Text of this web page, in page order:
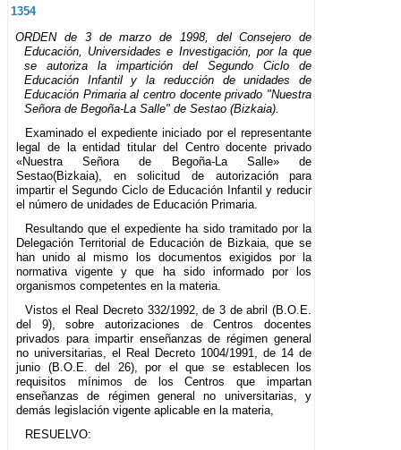
1354
ORDEN de 3 de marzo de 1998, del Consejero de
Educación, Universidades e Investigación, por la que
se autoriza la impartición del Segundo Ciclo de
Educación Infantil y la reducción de unidades de
Educación Primaria al centro docente privado "Nuestra
Señora de Begoña-La Salle" de Sestao (Bizkaia).
Examinado el expediente iniciado por el representante
legal de la entidad titular del Centro docente privado
«Nuestra Señora de Begoña-La Salle» de
Sestao(Bizkaia), en solicitud de autorización para
impartir el Segundo Ciclo de Educación Infantil y reducir
el número de unidades de Educación Primaria.
Resultando que el expediente ha sido tramitado por la
Delegación Territorial de Educación de Bizkaia, que se
han unido al mismo los documentos exigidos por la
normativa vigente y que ha sido informado por los
organismos competentes en la materia.
Vistos el Real Decreto 332/1992, de 3 de abril (B.O.E.
del 9), sobre autorizaciones de Centros docentes
privados para impartir enseñanzas de régimen general
no universitarias, el Real Decreto 1004/1991, de 14 de
junio (B.O.E. del 26), por el que se establecen los
requisitos mínimos de los Centros que impartan
enseñanzas de régimen general no universitarias, y
demás legislación vigente aplicable en la materia,
RESUELVO: